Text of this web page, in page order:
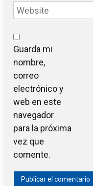
Guarda mi
nombre,
correo
electrónico y
web en este
navegador
para la próxima
vez que
comente.